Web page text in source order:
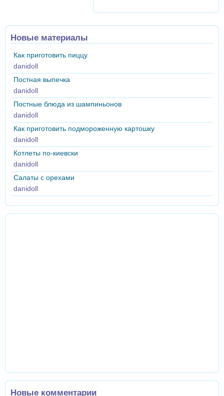
Новые материалы
Как приготовить пиццу
danidoll
Постная выпечка
danidoll
Постные блюда из шампиньонов
danidoll
Как приготовить подмороженную картошку
danidoll
Котлеты по-киевски
danidoll
Салаты с орехами
danidoll
Новые комментарии